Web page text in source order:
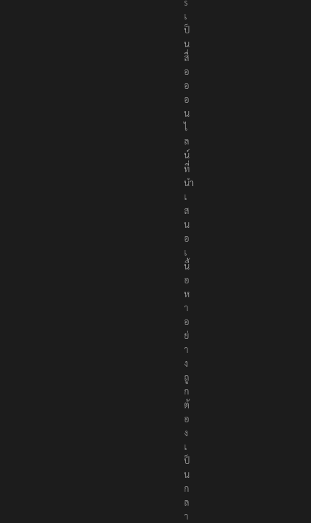
ป็
น
สื่
อ
อ
อ
น
ไ
ล
น์
ที่
นำ
เ
ส
น
อ
เ
นื้
อ
ห
า
อ
ย่
า
ง
ถู
ก
ต้
อ
ง
เ
ป็
น
ก
ล
า
ง